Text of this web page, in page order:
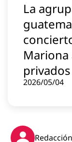
Instagram
La
Mariona
2026/05/04